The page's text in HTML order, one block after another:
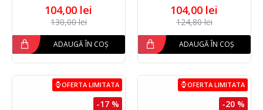
104,00 lei
130,00 lei
ADAUGĂ ÎN COȘ
104,00 lei
124,80 lei
ADAUGĂ ÎN COȘ
OFERTA LIMITATA
-17 %
OFERTA LIMITATA
-20 %